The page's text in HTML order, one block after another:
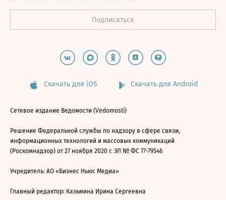
Скачать для iOS Скачать для Android
Сетевое издание Ведомости (Vedomosti)
Решение Федеральной службы по надзору в сфере связи,
информационных технологий и массовых коммуникаций
(Роскомнадзор) от 27 ноября 2020 г. ЭЛ № ФС 77-79546
Учредитель: АО «Бизнес Ньюс Медиа»
Главный редактор: Казьмина Ирина Сергеевна